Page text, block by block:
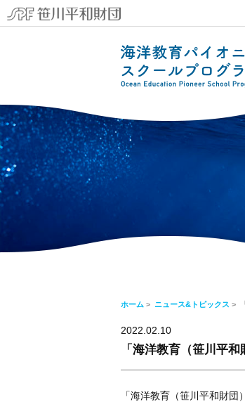
ホーム > ニュース&トピックス >
2022.02.10
「海洋教育（笹川平
「海洋教育（笹川平和財